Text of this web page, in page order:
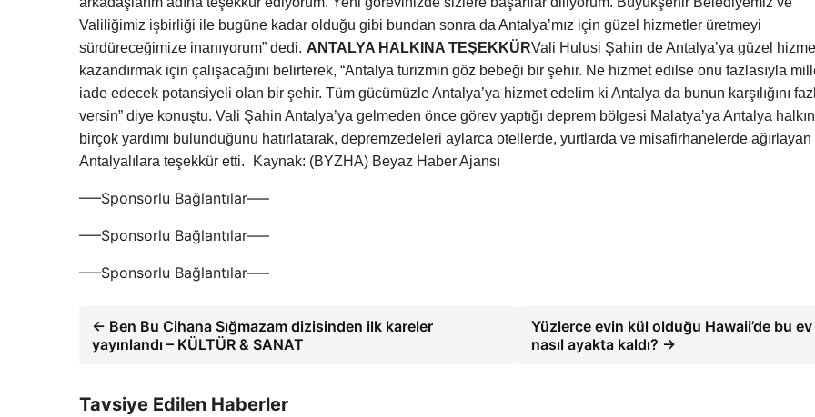
Valiliğimiz işbirliği ile bugüne kadar olduğu gibi bundan sonra da Antalya’mız için güzel hizmetler üretmeyi
sürdüreceğimize inanıyorum” dedi. ANTALYA HALKINA TEŞEKKÜRVali Hulusi Şahin de Antalya’ya güzel
kazandırmak için çalışacağını belirterek, “Antalya turizmin göz bebeği bir şehir. Ne hizmet edilse onu fazlasıyla
iade edecek potansiyeli olan bir şehir. Tüm gücümüzle Antalya’ya hizmet edelim ki Antalya da bunun karşılığını
versin” diye konuştu. Vali Şahin Antalya’ya gelmeden önce görev yaptığı deprem bölgesi Malatya’ya Antalya
birçok yardımı bulunduğunu hatırlatarak, depremzedeleri aylarca otellerde, yurtlarda ve misafirhanelerde ağırlayan
Antalyalılara teşekkür etti.
Kaynak: (BYZHA) Beyaz Haber Ajansı
—–Sponsorlu Bağlantılar—–
—–Sponsorlu Bağlantılar—–
—–Sponsorlu Bağlantılar—–
← Ben Bu Cihana Sığmazam dizisinden ilk kareler
yayınlandı – KÜLTÜR & SANAT
Yüzlerce evin kül olduğu Hawaii’de bu ev
nasıl ayakta kaldı? →
Tavsiye Edilen Haberler